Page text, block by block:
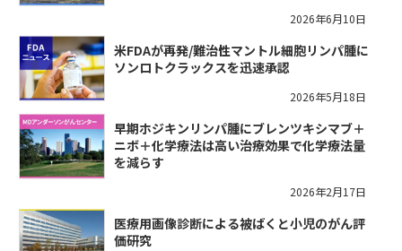
2026年6月10日
米FDAが再発/難治性マントル細胞リンパ腫に
ソンロトクラックスを迅速承認
2026年5月18日
早期ホジキンリンパ腫にブレンツキシマブ＋
ニボ＋化学療法は高い治療効果で化学療法量
を減らす
2026年2月17日
医療用画像診断による被ばくと小児のがん評
価研究